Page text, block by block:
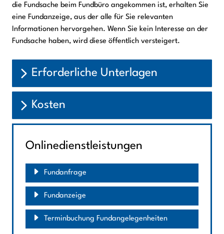
die Fundsache beim Fundbüro angekommen ist, erhalten Sie
eine Fundanzeige, aus der alle für Sie relevanten
Informationen hervorgehen. Wenn Sie kein Interesse an der
Fundsache haben, wird diese öffentlich versteigert.
Erforderliche Unterlagen
Kosten
Onlinedienstleistungen
Fundanfrage
Fundanzeige
Terminbuchung Fundangelegenheiten